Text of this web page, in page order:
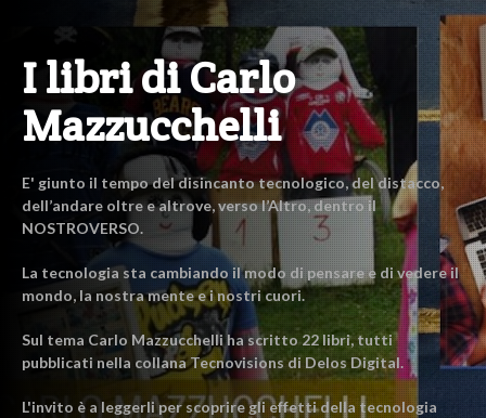
I libri di Carlo
Mazzucchelli
E' giunto il tempo del disincanto tecnologico, del distacco,
dell’andare oltre e altrove, verso l’Altro, dentro il
NOSTROVERSO.
La tecnologia sta cambiando il modo di pensare e di vedere il
mondo, la nostra mente e i nostri cuori.
Sul tema Carlo Mazzucchelli ha scritto 22 libri, tutti
pubblicati nella collana Tecnovisions di Delos Digital.
L'invito è a leggerli per scoprire gli effetti della tecnologia